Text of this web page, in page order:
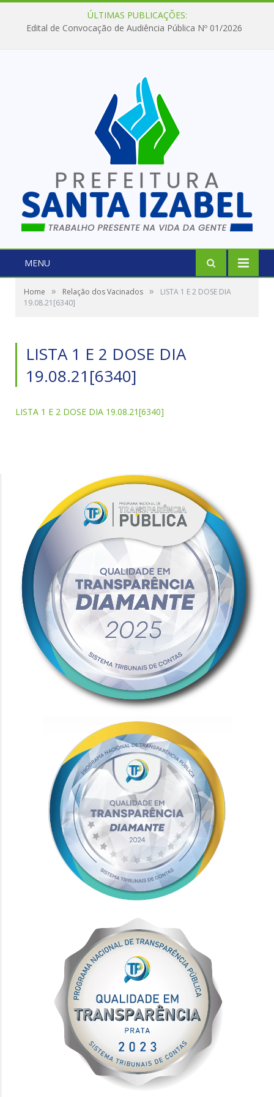
ÚLTIMAS PUBLICAÇÕES:
Edital de Convocação de Audiência Pública Nº 01/2026
MENU
Home » Relação dos Vacinados »
LISTA 1 E 2 DOSE DIA
19.08.21[6340]
LISTA 1 E 2 DOSE DIA
19.08.21[6340]
LISTA 1 E 2 DOSE DIA 19.08.21[6340]